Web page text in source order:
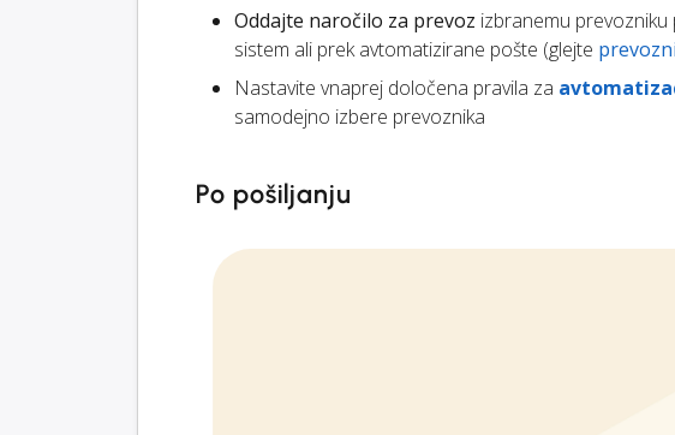
Oddajte naročilo za prevoz izbranemu
sistem ali prek avtomatizirane pošte (glejte
Nastavite vnaprej določena pravila za
samodejno izbere prevoznika
Po pošiljanju